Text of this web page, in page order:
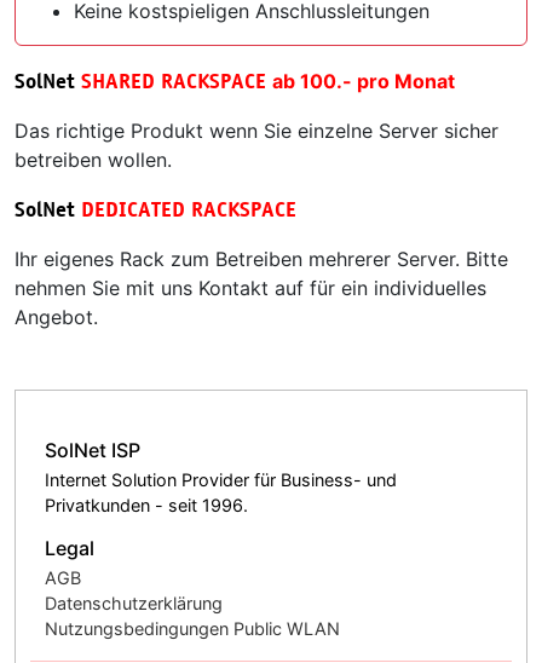
Keine kostspieligen Anschlussleitungen
SolNet SHARED RACKSPACE ab 100.- pro Monat
Das richtige Produkt wenn Sie einzelne Server sicher
betreiben wollen.
SolNet DEDICATED RACKSPACE
Ihr eigenes Rack zum Betreiben mehrerer Server. Bitte
nehmen Sie mit uns Kontakt auf für ein individuelles
Angebot.
SolNet ISP
Internet Solution Provider für Business- und
Privatkunden - seit 1996.
Legal
AGB
Datenschutzerklärung
Nutzungsbedingungen Public WLAN